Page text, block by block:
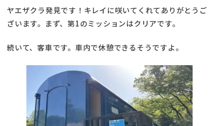
ヤエザクラ発見です！キレイに咲いてくれてありがとうご
ざいます。まず、第1のミッションはクリアです。
続いて、客車です。車内で休憩できるそうですよ。